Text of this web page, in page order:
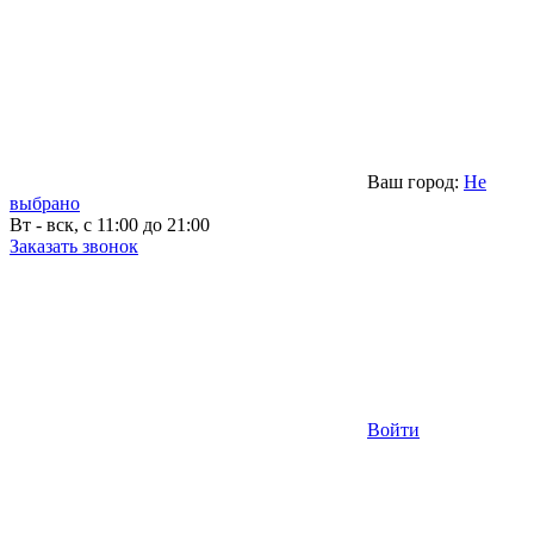
Ваш город: Не
выбрано
Вт - вск, с 11:00 до 21:00
Заказать звонок
Войти